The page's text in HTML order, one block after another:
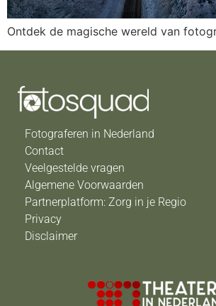
Ontdek de magische wereld van
Fotograferen in Nederland
Contact
Veelgestelde vragen
Algemene Voorwaarden
Partnerplatform: Zorg in je Regio
Privacy
Disclaimer